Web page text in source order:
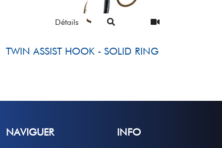
Détails
TWIN ASSIST HOOK - SOLID RING
NAVIGUER INFO